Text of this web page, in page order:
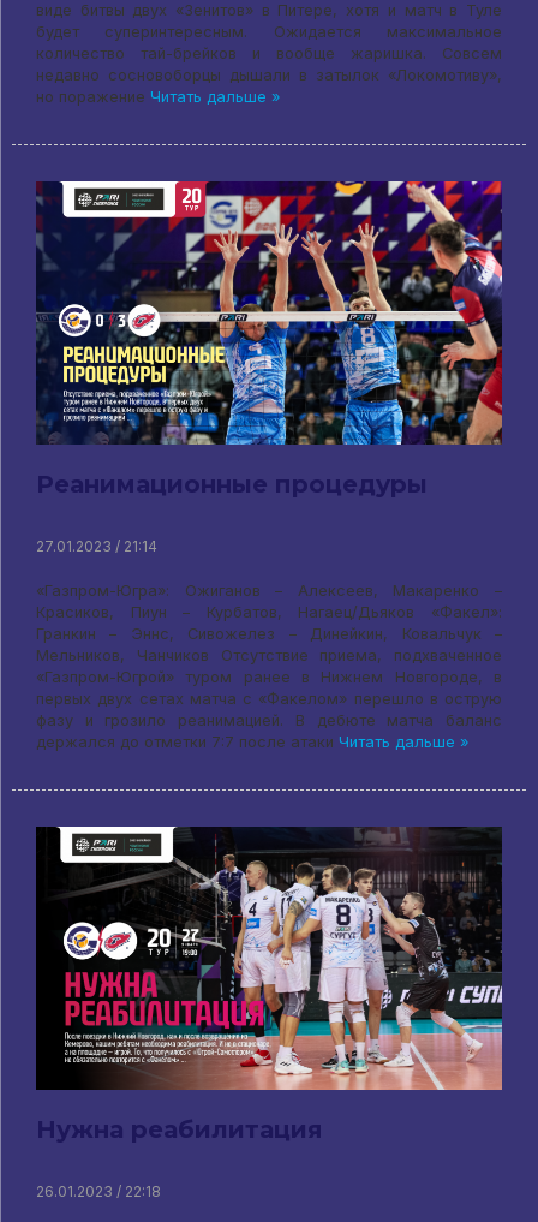
виде битвы двух «Зенитов» в Питере, хотя и матч в Туле
будет суперинтересным. Ожидается максимальное
количество тай-брейков и вообще жаришка. Совсем
недавно сосновоборцы дышали в затылок «Локомотиву»,
но поражение Читать дальше »
Реанимационные процедуры
27.01.2023 / 21:14
«Газпром-Югра»: Ожиганов – Алексеев, Макаренко –
Красиков, Пиун – Курбатов, Нагаец/Дьяков «Факел»:
Гранкин – Эннс, Сивожелез – Динейкин, Ковальчук –
Мельников, Чанчиков Отсутствие приема, подхваченное
«Газпром-Югрой» туром ранее в Нижнем Новгороде, в
первых двух сетах матча с «Факелом» перешло в острую
фазу и грозило реанимацией. В дебюте матча баланс
держался до отметки 7:7 после атаки Читать дальше »
Нужна реабилитация
26.01.2023 / 22:18